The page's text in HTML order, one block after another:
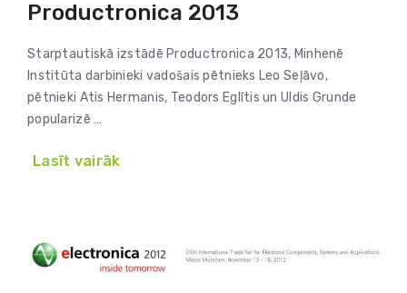
Productronica 2013
Starptautiskā izstādē Productronica 2013, Minhenē
Institūta darbinieki vadošais pētnieks Leo Seļāvo,
pētnieki Atis Hermanis, Teodors Eglītis un Uldis Grunde
popularizē …
Lasīt vairāk